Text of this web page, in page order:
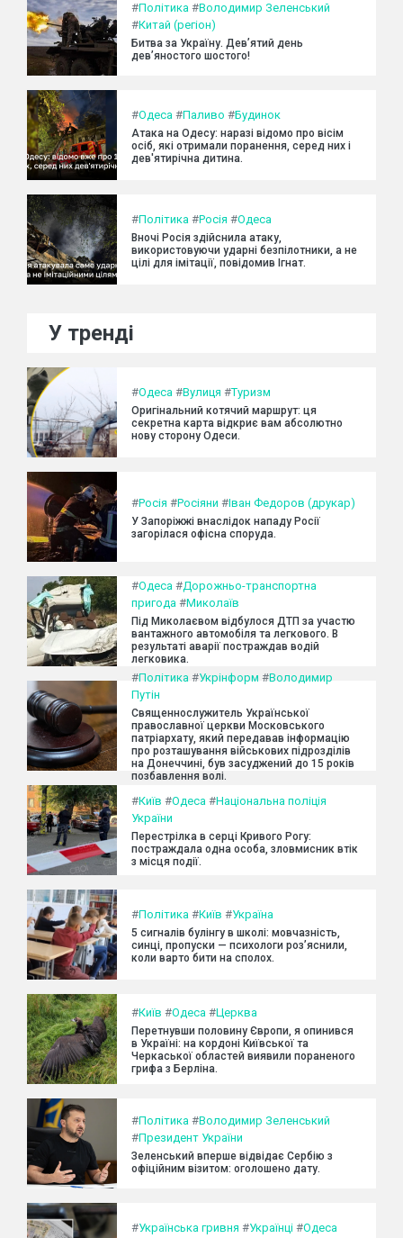
#Політика #Володимир Зеленський
#Китай (регіон)
Битва за Україну. Дев’ятий день
дев’яностого шостого!
#Одеса #Паливо #Будинок
Атака на Одесу: наразі відомо про вісім
осіб, які отримали поранення, серед них і
дев'ятирічна дитина.
#Політика #Росія #Одеса
Вночі Росія здійснила атаку,
використовуючи ударні безпілотники, а не
цілі для імітації, повідомив Ігнат.
У тренді
#Одеса #Вулиця #Туризм
Оригінальний котячий маршрут: ця
секретна карта відкриє вам абсолютно
нову сторону Одеси.
#Росія #Росіяни #Іван Федоров (друкар)
У Запоріжжі внаслідок нападу Росії
загорілася офісна споруда.
#Одеса #Дорожньо-транспортна
пригода #Миколаїв
Під Миколаєвом відбулося ДТП за участю
вантажного автомобіля та легкового. В
результаті аварії постраждав водій
легковика.
#Політика #Укрінформ #Володимир
Путін
Священнослужитель Української
православної церкви Московського
патріархату, який передавав інформацію
про розташування військових підрозділів
на Донеччині, був засуджений до 15 років
позбавлення волі.
#Київ #Одеса #Національна поліція
України
Перестрілка в серці Кривого Рогу:
постраждала одна особа, зловмисник втік
з місця події.
#Політика #Київ #Україна
5 сигналів булінгу в школі: мовчазність,
синці, пропуски — психологи роз’яснили,
коли варто бити на сполох.
#Київ #Одеса #Церква
Перетнувши половину Європи, я опинився
в Україні: на кордоні Київської та
Черкаської областей виявили пораненого
грифа з Берліна.
#Політика #Володимир Зеленський
#Президент України
Зеленський вперше відвідає Сербію з
офіційним візитом: оголошено дату.
#Українська гривня #Українці #Одеса